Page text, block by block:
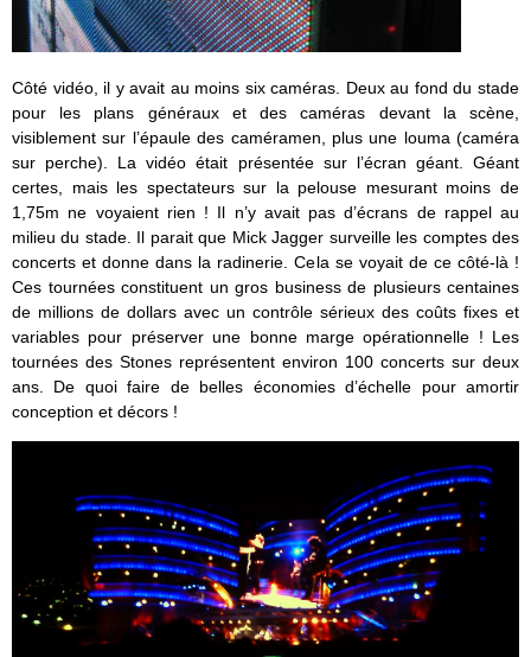
Côté vidéo, il y avait au moins six caméras. Deux au fond du stade
pour les plans généraux et des caméras devant la scène,
visiblement sur l’épaule des caméramen, plus une louma (caméra
sur perche). La vidéo était présentée sur l’écran géant. Géant
certes, mais les spectateurs sur la pelouse mesurant moins de
1,75m ne voyaient rien ! Il n’y avait pas d’écrans de rappel au
milieu du stade. Il parait que Mick Jagger surveille les comptes des
concerts et donne dans la radinerie. Cela se voyait de ce côté-là !
Ces tournées constituent un gros business de plusieurs centaines
de millions de dollars avec un contrôle sérieux des coûts fixes et
variables pour préserver une bonne marge opérationnelle ! Les
tournées des Stones représentent environ 100 concerts sur deux
ans. De quoi faire de belles économies d’échelle pour amortir
conception et décors !